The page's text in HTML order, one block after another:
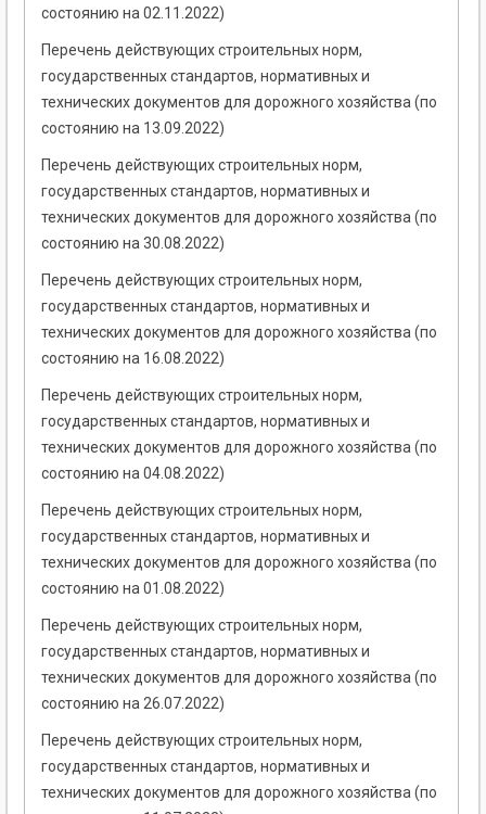
состоянию на 02.11.2022)
Перечень действующих строительных норм,
государственных стандартов, нормативных и
технических документов для дорожного хозяйства (по
состоянию на 13.09.2022)
Перечень действующих строительных норм,
государственных стандартов, нормативных и
технических документов для дорожного хозяйства (по
состоянию на 30.08.2022)
Перечень действующих строительных норм,
государственных стандартов, нормативных и
технических документов для дорожного хозяйства (по
состоянию на 16.08.2022)
Перечень действующих строительных норм,
государственных стандартов, нормативных и
технических документов для дорожного хозяйства (по
состоянию на 04.08.2022)
Перечень действующих строительных норм,
государственных стандартов, нормативных и
технических документов для дорожного хозяйства (по
состоянию на 01.08.2022)
Перечень действующих строительных норм,
государственных стандартов, нормативных и
технических документов для дорожного хозяйства (по
состоянию на 26.07.2022)
Перечень действующих строительных норм,
государственных стандартов, нормативных и
технических документов для дорожного хозяйства (по